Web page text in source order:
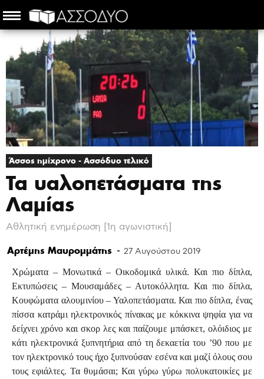
Άσσος ημίχρονο - Ασσόδυο τελικό
Τα υαλοπετάσματα της
Λαμίας
Αθλητική ενημέρωση [1η αγωνιστική]
Αρτέμης Μαυρομμάτης - 27 Αυγούστου 2019
Χρώματα – Μονωτικά – Οικοδομικά υλικά. Και πιο δίπλα,
Εκτυπώσεις – Μουσαμάδες – Αυτοκόλλητα. Και πιο δίπλα,
Κουφώματα αλουμινίου – Υαλοπετάσματα. Και πιο δίπλα, ένας
πίσσα κατράμι ηλεκτρονικός πίνακας με κόκκινα ψηφία για να
δείχνει χρόνο και σκορ λες και παίζουμε μπάσκετ, ολόιδιος με
κάτι ηλεκτρονικά ξυπνητήρια από τη δεκαετία του ’90 που με
τον ηλεκτρονικό τους ήχο ξυπνούσαν εσένα και μαζί όλους σου
τους εφιάλτες. Τα θυμάσαι; Και γύρω γύρω πολυκατοικίες με